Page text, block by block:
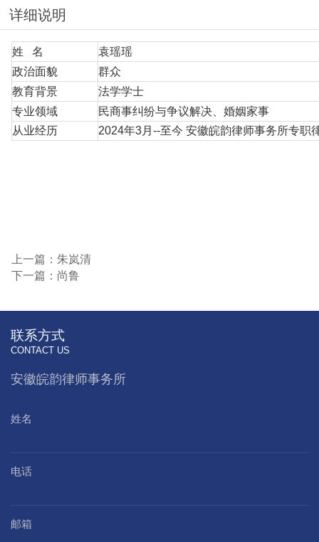
详细说明
姓 名
袁瑶瑶
政治面貌
群众
教育背景
法学学士
专业领域
民商事纠纷与争议解决、婚姻家事
从业经历
2024年3月--至今 安徽皖韵律师事务所专职
上一篇：朱岚清
下一篇：尚鲁
联系方式
CONTACT US
安徽皖韵律师事务所
姓名
电话
邮箱